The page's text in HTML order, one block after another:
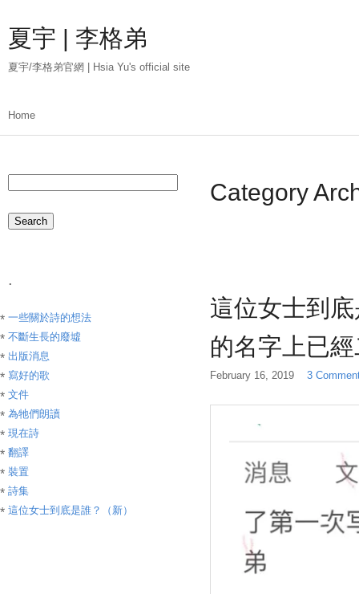
to
main
content
夏宇 | 李格弟
夏宇/李格弟官網 | Hsia Yu's official site
Main
Home
Category
這位女士到
的名字上已
February 16, 2019 3
.
一些關於詩的想法
不斷生長的廢墟
出版消息
寫好的歌
文件
為牠們朗讀
現在詩
翻譯
裝置
詩集
這位女士到底是誰？（新）